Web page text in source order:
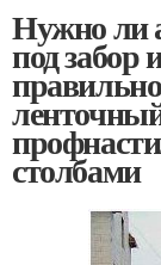
Нужно ли
под забор
столбами